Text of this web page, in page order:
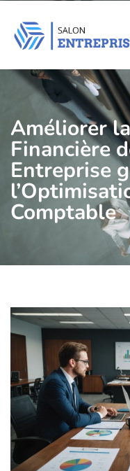
Améliorer
Financière
Entreprise
Comptable